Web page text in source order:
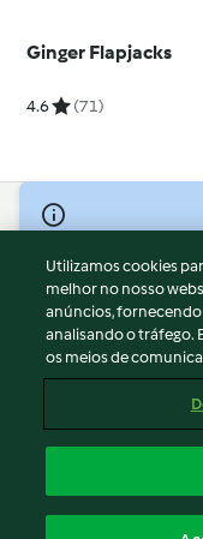
Ginger Flapjacks
4.6 (71)
© Copyright 2026
Termos de Utilização
Aviso sobre Proteção
Aviso
Apoio legal
Conteúdo do relatório
Declaração de
Utilizamos cookies
melhor no nosso
anúncios,
analisando o tráfego.
os meios de